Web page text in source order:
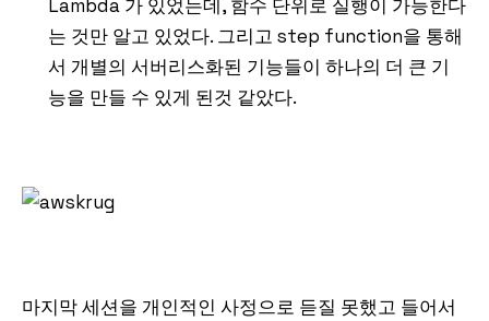
Lambda 가 있었는데, 함수 단위로 실행이 가능한다
는 것만 알고 있었다. 그리고 step function을 통해
서 개별의 서버리스화된 기능들이 하나의 더 큰 기
능을 만들 수 있게 된것 같았다.
마지막 세션을 개인적인 사정으로 듣질 못했고 들어서